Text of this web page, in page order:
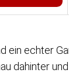
echter
dahinter